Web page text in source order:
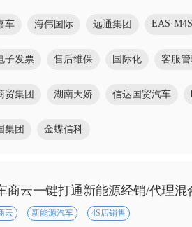
车 海伟国际 远通集团 EAS·M4S
子发票 售后维保 国际化 客服
贸集团 湖南天娇 信达国贸汽车
集团 金蝶信科
商云一键打通新能源经销/代理混
云 新能源汽车 4S店销售